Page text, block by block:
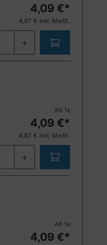
4,09 €*
4,87 € inkl. MwSt.
+
Ab 1 x
4,09 €*
4,87 € inkl. MwSt.
+
Ab 1 x
4,09 €*